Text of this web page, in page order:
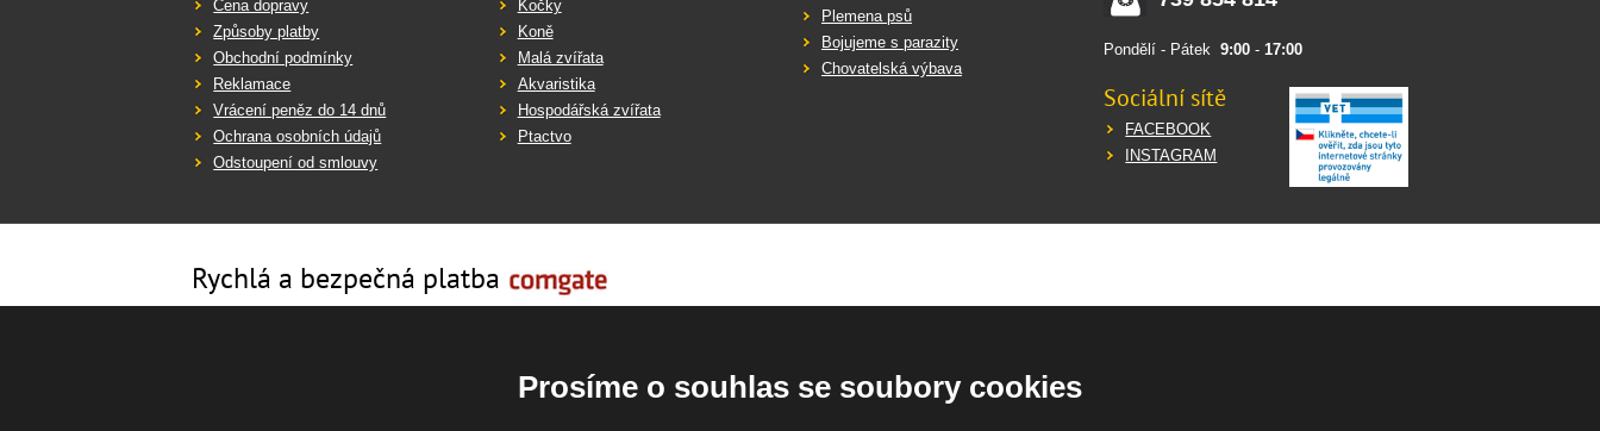
Cena dopravy
Způsoby platby
Obchodní podmínky
Reklamace
Vrácení peněz do 14 dnů
Ochrana osobních údajů
Odstoupení od smlouvy
Kočky
Koně
Malá zvířata
Akvaristika
Hospodářská zvířata
Ptactvo
Plemena psů
Bojujeme s parazity
Chovatelská výbava
Pondělí - Pátek9:00 -17:00
Sociální sítě
FACEBOOK
INSTAGRAM
Rychlá a bezpečná platba
Prosíme o souhlas se soubory cookies